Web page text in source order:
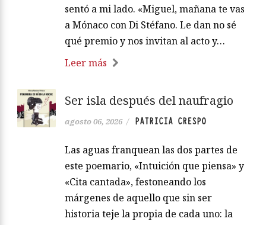
sentó a mi lado. «Miguel, mañana te vas
a Mónaco con Di Stéfano. Le dan no sé
qué premio y nos invitan al acto y…
Leer más
Ser isla después del naufragio
agosto 06, 2026 / PATRICIA CRESPO
Las aguas franquean las dos partes de
este poemario, «Intuición que piensa» y
«Cita cantada», festoneando los
márgenes de aquello que sin ser
historia teje la propia de cada uno: la